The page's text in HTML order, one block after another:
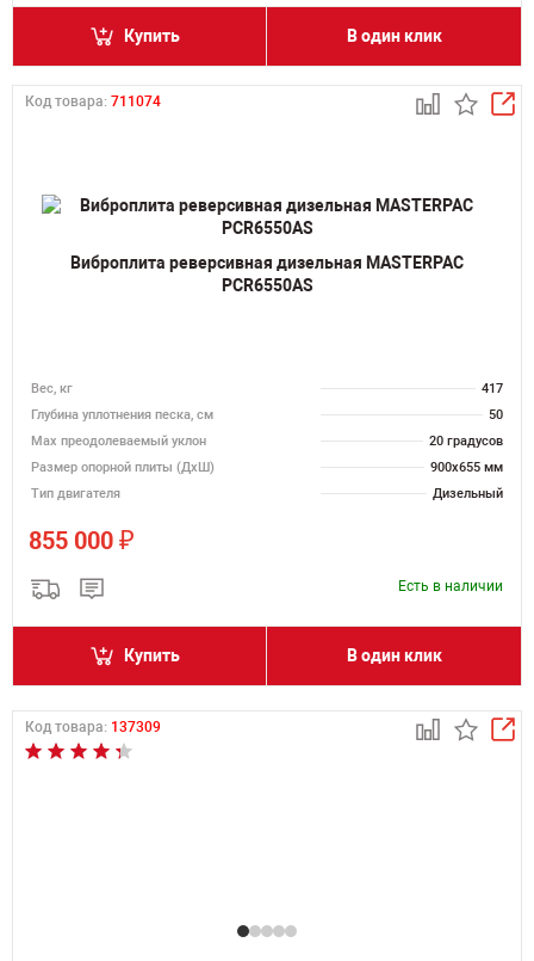
Купить В один клик
Код товара: 711074
Виброплита реверсивная дизельная MASTERPAC
PCR6550AS
Вес, кг
417
Глубина уплотнения песка, см
50
Max преодолеваемый уклон
20 градусов
Размер опорной плиты (ДхШ)
900х655 мм
Тип двигателя
Дизельный
855 000 ₽
Есть в наличии
Купить В один клик
Код товара: 137309